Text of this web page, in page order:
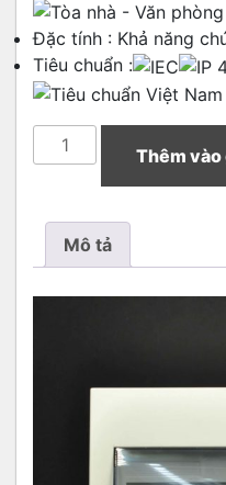
Đặc tính : Khả năng
Tiêu chuẩn :
TỦ
TƯỜNG
Thêm vào
Mô tả